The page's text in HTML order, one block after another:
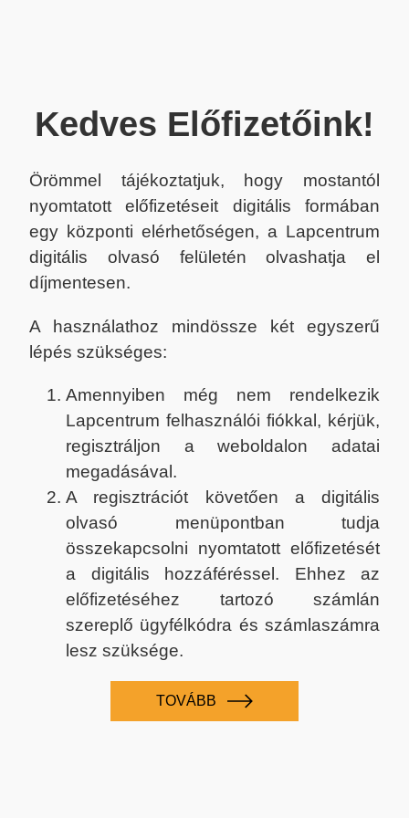
Kedves Előfizetőink!
Örömmel tájékoztatjuk, hogy mostantól
nyomtatott előfizetéseit digitális formában
egy központi elérhetőségen, a Lapcentrum
digitális olvasó felületén olvashatja el
díjmentesen.
A használathoz mindössze két egyszerű
lépés szükséges:
Amennyiben még nem rendelkezik
Lapcentrum felhasználói fiókkal, kérjük,
regisztráljon a weboldalon adatai
megadásával.
A regisztrációt követően a digitális
olvasó menüpontban tudja
összekapcsolni nyomtatott előfizetését
a digitális hozzáféréssel. Ehhez az
előfizetéséhez tartozó számlán
szereplő ügyfélkódra és számlaszámra
lesz szüksége.
TOVÁBB